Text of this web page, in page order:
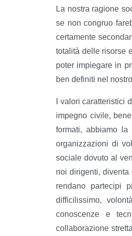
La nostra ragione
se non congruo
certamente
totalità delle risorse
poter impiegare in
ben definiti nel
I valori caratteristici
impegno civile,
formati, abbiamo
organizzazioni di
sociale dovuto al
noi dirigenti,
rendano partecipi
difficilissimo,
conoscenze e
collaborazione